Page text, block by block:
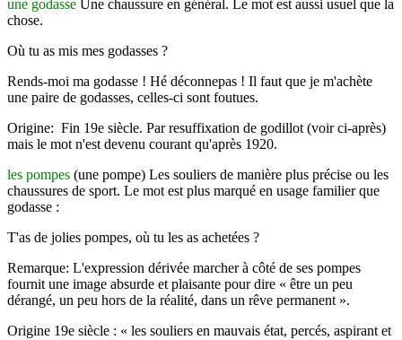
une godasse Une chaussure en général. Le mot est aussi usuel que la
chose.
Où tu as mis mes godasses ?
Rends-moi ma godasse ! Hé déconnepas ! Il faut que je m'achète
une paire de godasses, celles-ci sont foutues.
Origine: Fin 19e siècle. Par resuffixation de godillot (voir ci-après)
mais le mot n'est devenu courant qu'après 1920.
les pompes (une pompe) Les souliers de manière plus précise ou les
chaussures de sport. Le mot est plus marqué en usage familier que
godasse :
T'as de jolies pompes, où tu les as achetées ?
Remarque: L'expression dérivée marcher à côté de ses pompes
fournit une image absurde et plaisante pour dire « être un peu
dérangé, un peu hors de la réalité, dans un rêve permanent ».
Origine 19e siècle : « les souliers en mauvais état, percés, aspirant et